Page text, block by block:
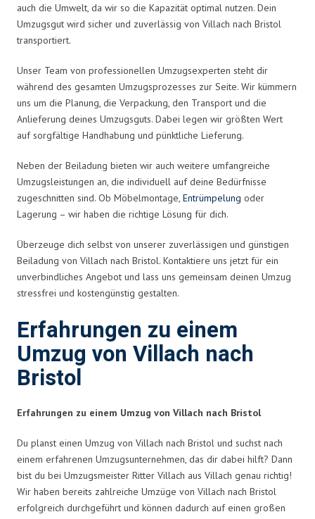
auch die Umwelt, da wir so die Kapazität optimal nutzen. Dein
Umzugsgut wird sicher und zuverlässig von Villach nach Bristol
transportiert.
Unser Team von professionellen Umzugsexperten steht dir
während des gesamten Umzugsprozesses zur Seite. Wir kümmern
uns um die Planung, die Verpackung, den Transport und die
Anlieferung deines Umzugsguts. Dabei legen wir größten Wert
auf sorgfältige Handhabung und pünktliche Lieferung.
Neben der Beiladung bieten wir auch weitere umfangreiche
Umzugsleistungen an, die individuell auf deine Bedürfnisse
zugeschnitten sind. Ob Möbelmontage, Entrümpelung oder
Lagerung – wir haben die richtige Lösung für dich.
Überzeuge dich selbst von unserer zuverlässigen und günstigen
Beiladung von Villach nach Bristol. Kontaktiere uns jetzt für ein
unverbindliches Angebot und lass uns gemeinsam deinen Umzug
stressfrei und kostengünstig gestalten.
Erfahrungen zu einem
Umzug von Villach nach
Bristol
Erfahrungen zu einem Umzug von Villach nach Bristol
Du planst einen Umzug von Villach nach Bristol und suchst nach
einem erfahrenen Umzugsunternehmen, das dir dabei hilft? Dann
bist du bei Umzugsmeister Ritter Villach aus Villach genau richtig!
Wir haben bereits zahlreiche Umzüge von Villach nach Bristol
erfolgreich durchgeführt und können dadurch auf einen großen